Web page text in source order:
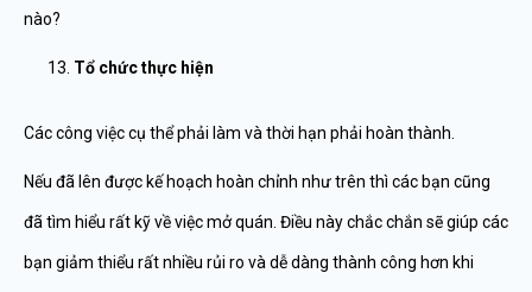
nào?
Tổ chức thực hiện
Các công việc cụ thể phải làm và thời hạn phải hoàn thành.
Nếu đã lên được kế hoạch hoàn chỉnh như trên thì các bạn cũng
đã tìm hiểu rất kỹ về việc mở quán. Điều này chắc chắn sẽ giúp các
bạn giảm thiểu rất nhiều rủi ro và dễ dàng thành công hơn khi